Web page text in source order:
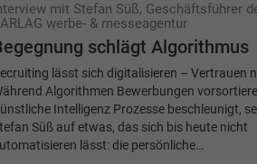
mit Stefan Süß, Geschäftsführer
werbe- & messeagentur
schlägt Algorithmus
lässt sich digitalisieren – Vertrauen
Algorithmen Bewerbungen
Intelligenz Prozesse beschleunigt,
Süß auf etwas, das sich bis heute nicht
lässt: die persönliche…